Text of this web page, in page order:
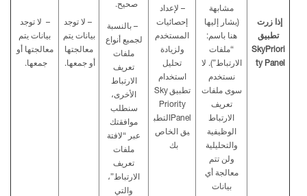
إذا زرت
تطبيق
SkyPriori
ty Panel
مشابهة
(يشار إليها
هنا باسم:
“ملفات
الارتباط”). لا
نستخدم
سوى ملفات
تعريف
الارتباط
الوظيفية
والتحليلية
ولن تتم
معالجة أي
بيانات
– لإعداد
إحصائيات
المستخدم
ولزيادة
تحليل
استخدام
تطبيق Sky
Priority
Panel التطب
يق الخاص
بك
صحيح.
–بالنسبة
لجميع أنواع
ملفات
تعريف
الارتباط
الأخرى،
سنطلب
موافقتك
عبر “لافتة
ملفات
تعريف
الارتباط”،
والتي
– لا توجد
بيانات يتم
معالجتها
أو جمعها.
– لا توجد
بيانات يتم
معالجتها أو
جمعها.